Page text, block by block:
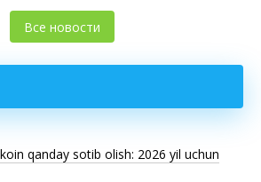
Все новости
qanday sotib olish: 2026 yil uchun